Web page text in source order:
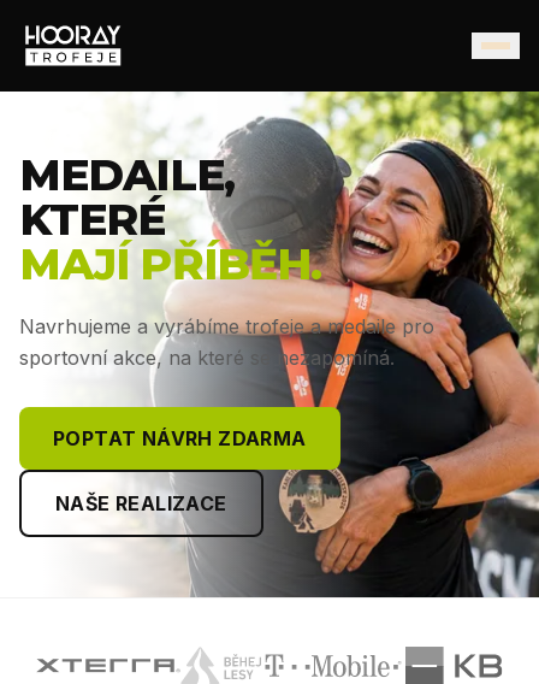
MEDAILE,
KTERÉ
MAJÍ PŘÍBĚH.
Navrhujeme a vyrábíme trofeje a medaile pro
sportovní akce, na které se nezapomíná.
POPTAT NÁVRH ZDARMA
NAŠE REALIZACE